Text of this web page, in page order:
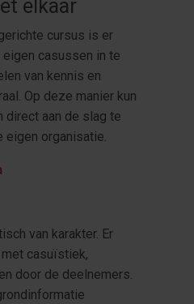
elkaar
cursus is er
casussen in te
van kennis en
Op deze manier kun
direct aan de slag te
eigen organisatie.
van karakter. Er
casuïstiek,
door de deelnemers.